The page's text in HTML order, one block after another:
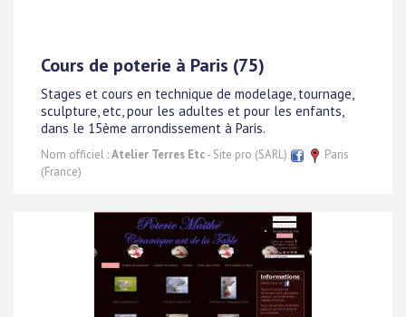
Cours de poterie à Paris (75)
Stages et cours en technique de modelage, tournage,
sculpture, etc, pour les adultes et pour les enfants,
dans le 15ème arrondissement à Paris.
Nom officiel :Atelier Terres Etc- Site pro (SARL)
Paris
(France)